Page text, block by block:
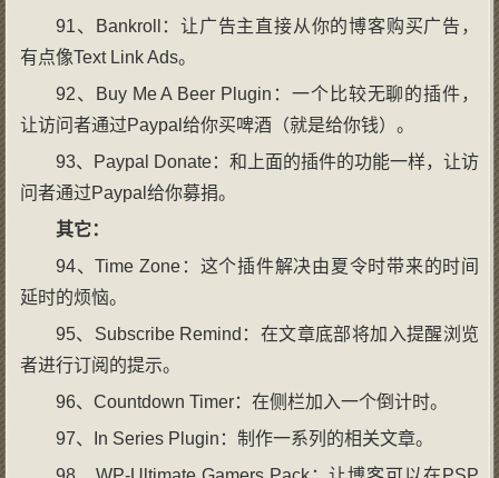
91、Bankroll：让广告主直接从你的博客购买广告，
有点像Text Link Ads。
92、Buy Me A Beer Plugin：一个比较无聊的插件，
让访问者通过Paypal给你买啤酒（就是给你钱）。
93、Paypal Donate：和上面的插件的功能一样，让访
问者通过Paypal给你募捐。
其它：
94、Time Zone：这个插件解决由夏令时带来的时间
延时的烦恼。
95、Subscribe Remind：在文章底部将加入提醒浏览
者进行订阅的提示。
96、Countdown Timer：在侧栏加入一个倒计时。
97、In Series Plugin：制作一系列的相关文章。